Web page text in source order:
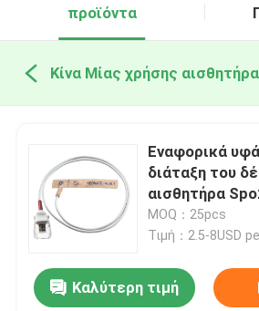
προϊόντα
Κίνα Μίας χρήσης
Εναφορικά
διάταξη του
αισθητήρα
MOQ：25pcs
Τιμή：2.5-8USD
Καλύτερη τιμή